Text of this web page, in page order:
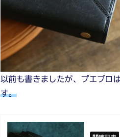
以前も書きましたが、プエブロ
す。